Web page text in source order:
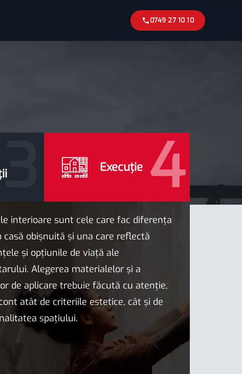
0749 27 10 10
Execuție
interioare sunt cele care fac diferența
casă obișnuită și una care reflectă
și opțiunile de viață ale
Alegerea materialelor și a
de aplicare trebuie făcută cu atenție,
atât de criteriile estetice, cât și de
spațiului.